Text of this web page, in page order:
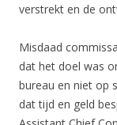
verstrekt en de
Misdaad
dat het doel was
bureau en niet op
dat tijd en geld